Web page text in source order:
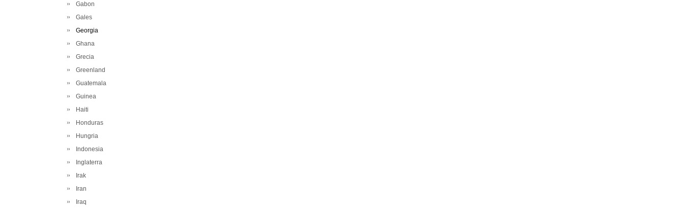
Gabon
Gales
Georgia
Ghana
Grecia
Greenland
Guatemala
Guinea
Haiti
Honduras
Hungria
Indonesia
Inglaterra
Irak
Iran
Iraq